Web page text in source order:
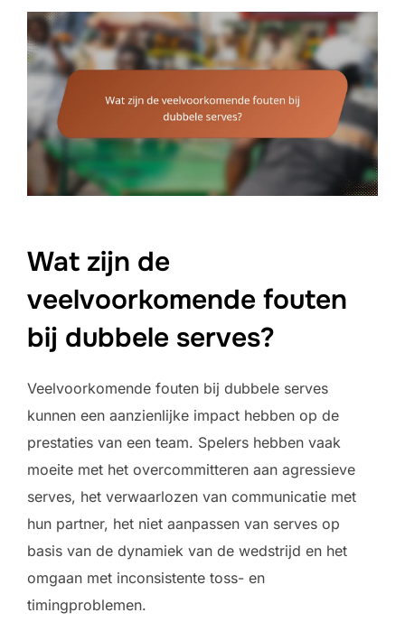
Wat zijn de
veelvoorkomende fouten
bij dubbele serves?
Veelvoorkomende fouten bij dubbele serves
kunnen een aanzienlijke impact hebben op de
prestaties van een team. Spelers hebben vaak
moeite met het overcommitteren aan agressieve
serves, het verwaarlozen van communicatie met
hun partner, het niet aanpassen van serves op
basis van de dynamiek van de wedstrijd en het
omgaan met inconsistente toss- en
timingproblemen.